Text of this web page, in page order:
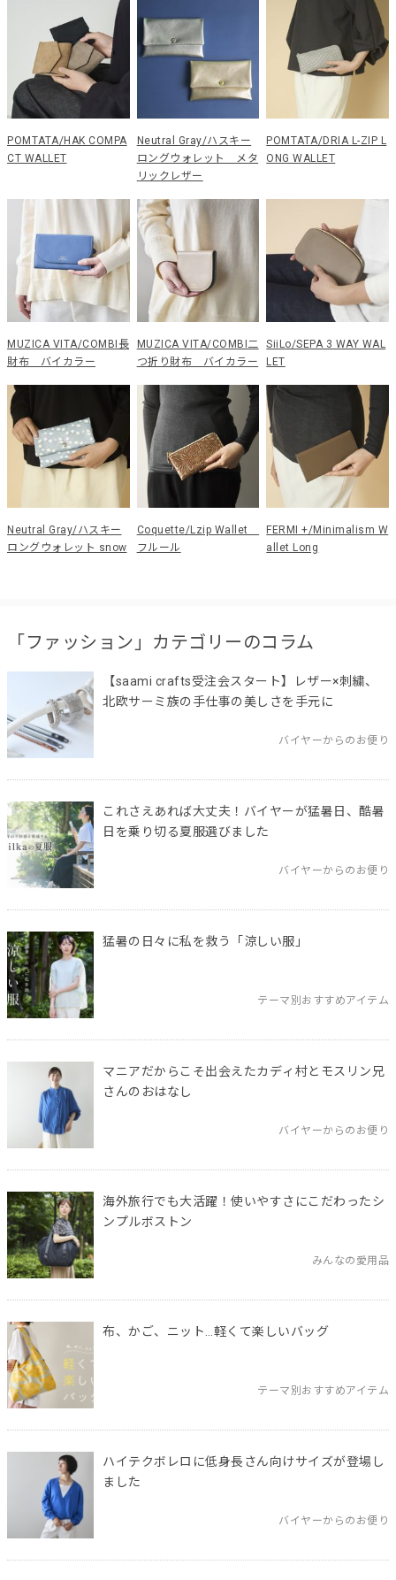
POMTATA/HAK COMPA
CT WALLET
Neutral Gray/ハスキー
ロングウォレット メタ
リックレザー
POMTATA/DRIA L-ZIP L
ONG WALLET
MUZICA VITA/COMBI長
財布 バイカラー
MUZICA VITA/COMBI二
つ折り財布 バイカラー
SiiLo/SEPA 3 WAY WAL
LET
Neutral Gray/ハスキー
ロングウォレット snow
Coquette/Lzip Wallet
フルール
FERMI +/Minimalism W
allet Long
「ファッション」カテゴリーのコラム
【saami crafts受注会スタート】レザー×刺繍、
北欧サーミ族の手仕事の美しさを手元に
バイヤーからのお便り
これさえあれば大丈夫！バイヤーが猛暑日、酷暑
日を乗り切る夏服選びました
バイヤーからのお便り
猛暑の日々に私を救う「涼しい服」
テーマ別おすすめアイテム
マニアだからこそ出会えたカディ村とモスリン兄
さんのおはなし
バイヤーからのお便り
海外旅行でも大活躍！使いやすさにこだわったシ
ンプルボストン
みんなの愛用品
布、かご、ニット…軽くて楽しいバッグ
テーマ別おすすめアイテム
ハイテクボレロに低身長さん向けサイズが登場し
ました
バイヤーからのお便り